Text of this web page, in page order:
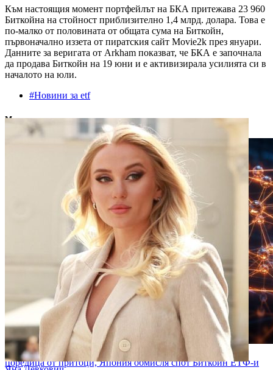
Към настоящия момент портфейлът на БКА притежава 23 960
Биткойна на стойност приблизително 1,4 млрд. долара. Това е
по-малко от половината от общата сума на Биткойн,
първоначално иззета от пиратския сайт Movie2k през януари.
Данните за веригата от Arkham показват, че БКА е започнала
да продава Биткойн на 19 юни и е активизирала усилията си в
началото на юли.
#Новини за etf
Може също да ви хареса:
ЕТФ-ите за Етериум и Биткойн отбелязват отливи след
поредица от притоци, Япония обмисля спот Биткойн ЕТФ-и